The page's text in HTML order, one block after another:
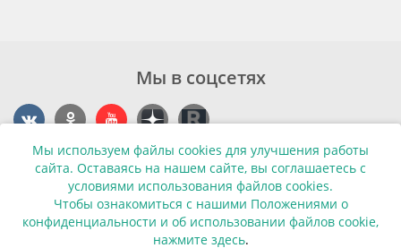
Мы используем файлы cookies для улучшения работы
сайта. Оставаясь на нашем сайте, вы соглашаетесь с
условиями использования файлов cookies.
Чтобы ознакомиться с нашими Положениями о
конфиденциальности и об использовании файлов cookie,
нажмите здесь.
Мы в соцсетях
Контакты
г. Калининград, ул. Эпроновская, 1
Часы работы: с 10:00 до 20:00